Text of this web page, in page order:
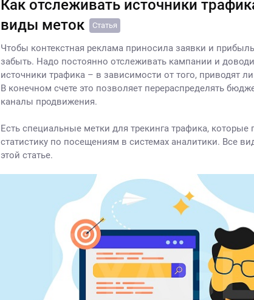
Как отслеживать источники
виды меток
Статья
Чтобы контекстная реклама приносила заявки и
забыть. Надо постоянно отслеживать кампании и
источники трафика – в зависимости от того, приводят
В конечном счете это позволяет перераспределять
каналы продвижения.
Есть специальные метки для трекинга трафика,
статистику по посещениям в системах аналитики. Все
этой статье.